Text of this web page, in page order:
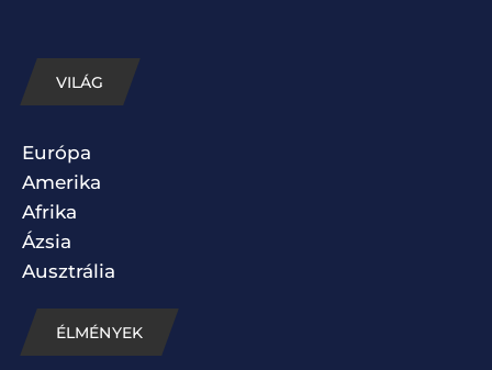
VILÁG
Európa
Amerika
Afrika
Ázsia
Ausztrália
ÉLMÉNYEK